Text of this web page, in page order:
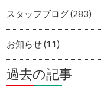
スタッフブログ (283)
お知らせ (11)
過去の記事